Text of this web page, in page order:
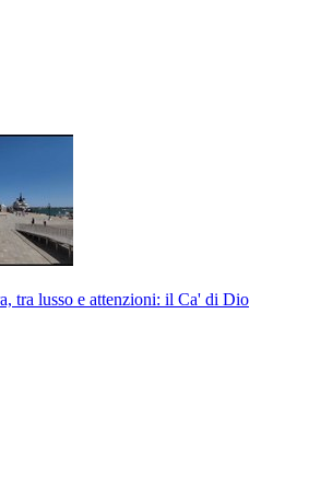
tra lusso e attenzioni: il Ca' di Dio